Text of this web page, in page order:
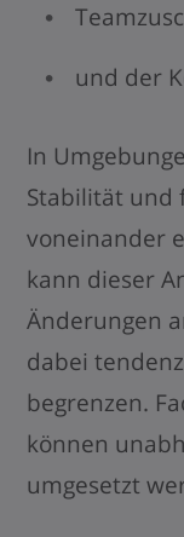
und der
In
Stabilität und
voneinander
kann dieser
Änderungen
dabei
begrenzen.
können
umgesetzt